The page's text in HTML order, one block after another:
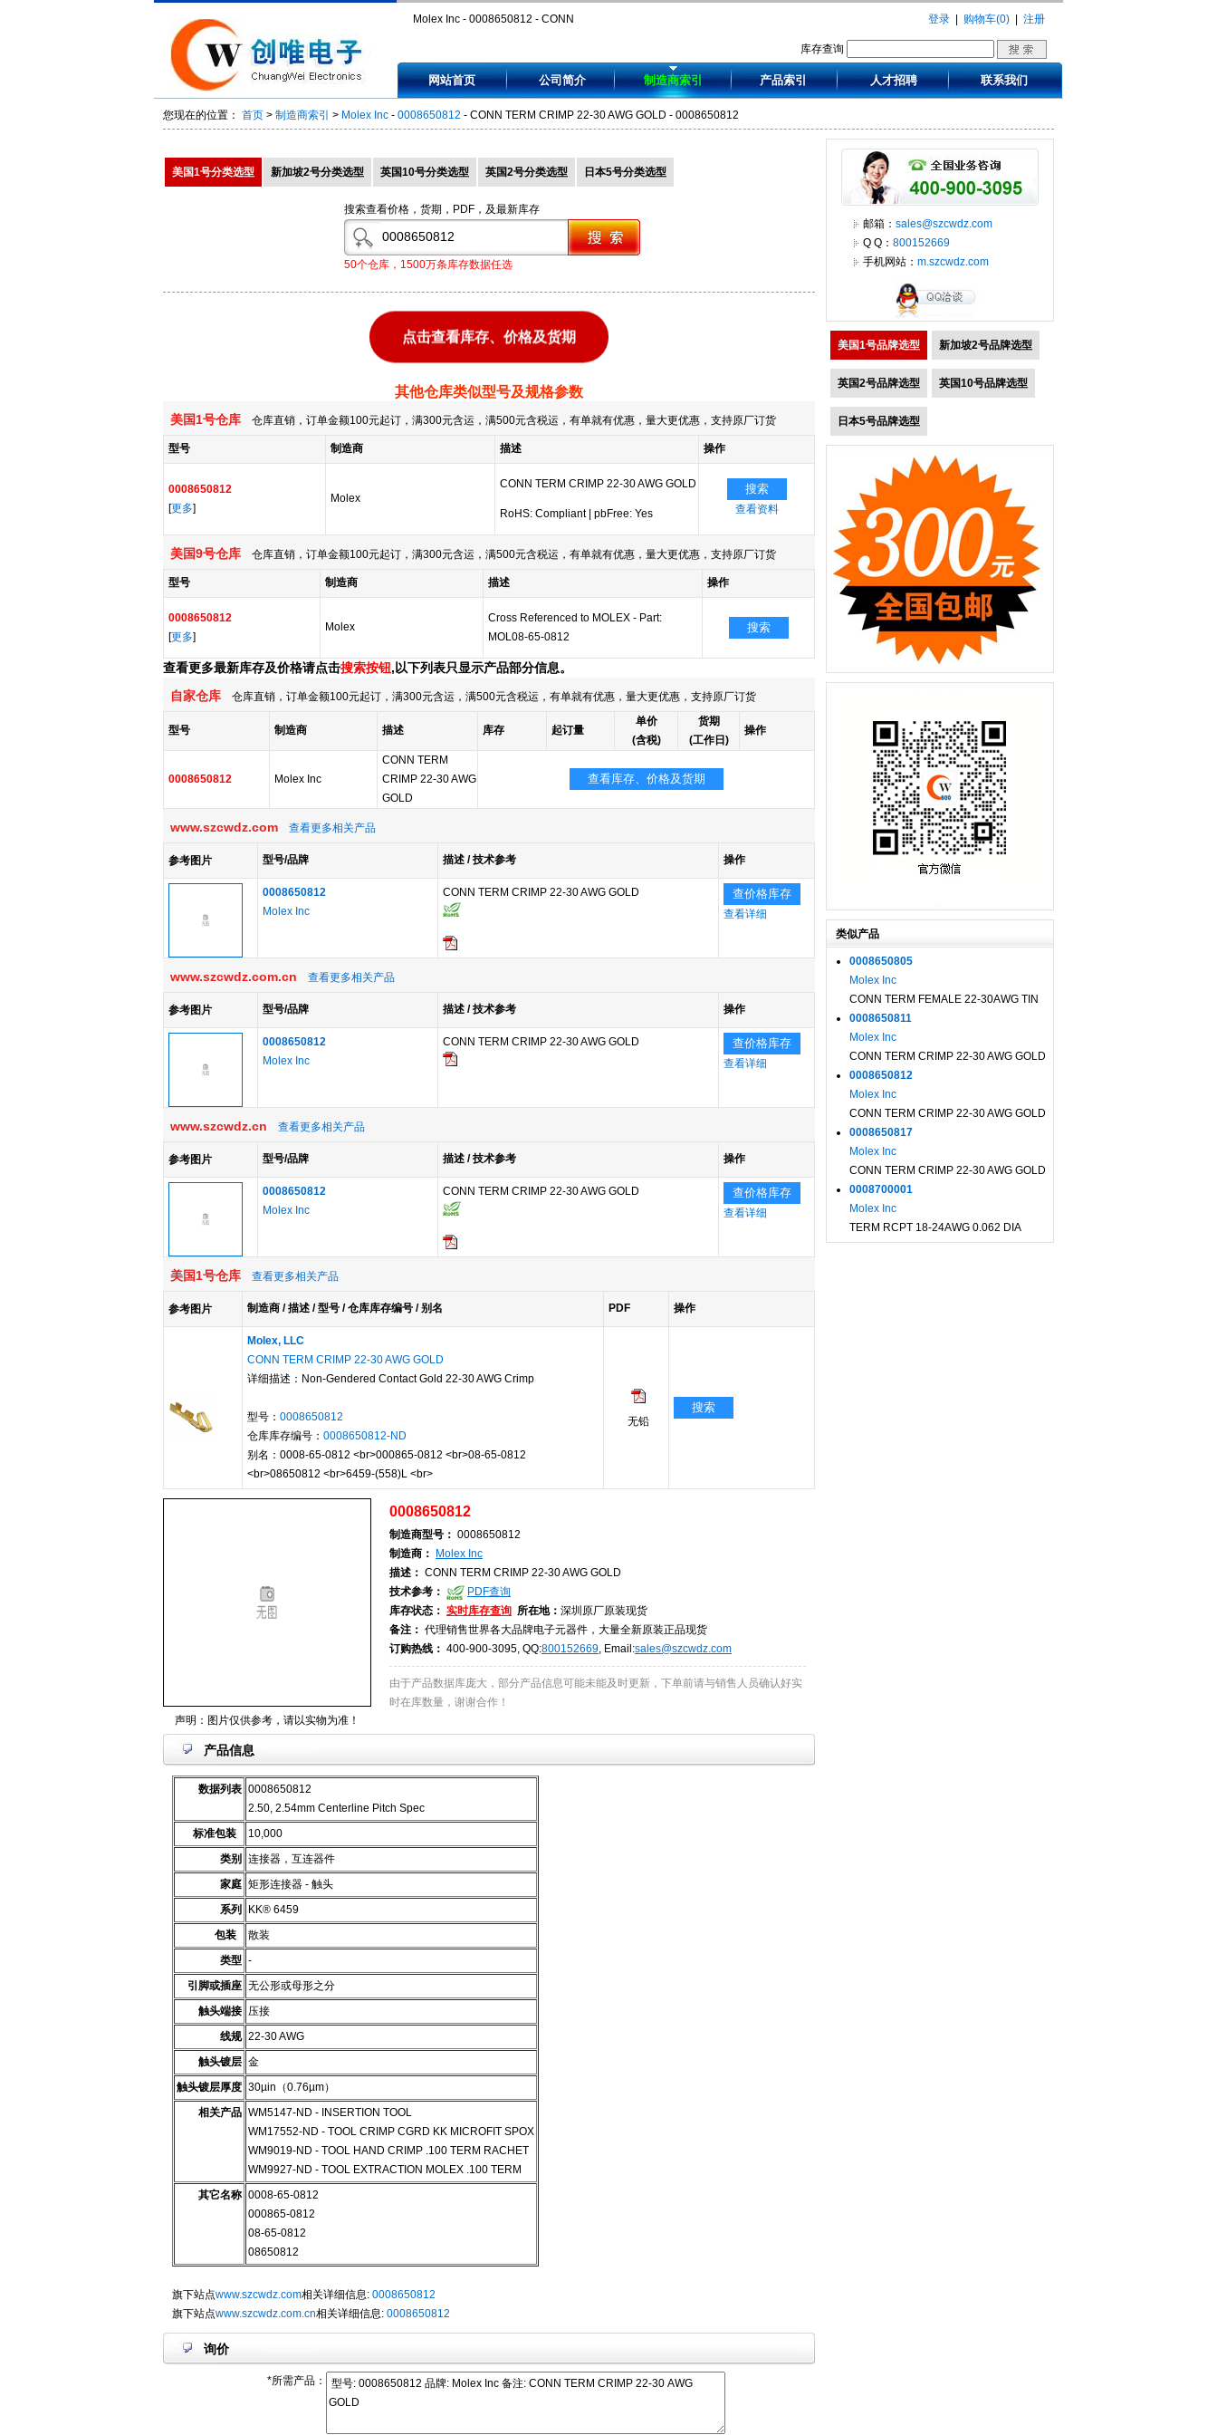
Molex Inc - 0008650812 - CONN
0008650812
登录 购物车(0) 注册
库存查询
网站首页 公司简介 制造商索引 产品索引 人才招聘 联系我们
您现在的位置： 首页 > 制造商索引 > Molex Inc - 0008650812 - CONN TERM CRIMP 22-30 AWG GOLD - 0008650812
美国1号分类选型 新加坡2号分类选型 英国10号分类选型 英国2号分类选型 日本5号分类选型
搜索查看价格，货期，PDF，及最新库存
50个仓库，1500万条库存数据任选
点击查看库存、价格及货期
其他仓库类似型号及规格参数
美国1号仓库 仓库直销，订单金额100元起订，满300元含运，满500元含税运，有单就有优惠，量大更优惠，支持原厂订货
型号 制造商 描述 操作
0008650812
[更多]
Molex
CONN TERM CRIMP 22-30 AWG GOLD
RoHS: Compliant pbFree: Yes
搜索
查看资料
美国9号仓库 仓库直销，订单金额100元起订，满300元含运，满500元含税运，有单就有优惠，量大更优惠，支持原厂订货
型号 制造商 描述 操作
0008650812
[更多]
Molex
Cross Referenced to MOLEX - Part:
MOL08-65-0812
搜索
查看更多最新库存及价格请点击搜索按钮,以下列表只显示产品部分信息。
自家仓库 仓库直销，订单金额100元起订，满300元含运，满500元含税运，有单就有优惠，量大更优惠，支持原厂订货
型号 制造商 描述 库存 起订量
单价
(含税)
货期
(工作日)
操作
0008650812 Molex Inc
CONN TERM
CRIMP 22-30 AWG
GOLD
查看库存、价格及货期
www.szcwdz.com 查看更多相关产品
参考图片 型号/品牌 描述 / 技术参考 操作
0008650812
Molex Inc
CONN TERM CRIMP 22-30 AWG GOLD 查价格库存
查看详细
www.szcwdz.com.cn 查看更多相关产品
参考图片 型号/品牌 描述 / 技术参考 操作
0008650812
Molex Inc
CONN TERM CRIMP 22-30 AWG GOLD 查价格库存
查看详细
www.szcwdz.cn 查看更多相关产品
参考图片 型号/品牌 描述 / 技术参考 操作
0008650812
Molex Inc
CONN TERM CRIMP 22-30 AWG GOLD 查价格库存
查看详细
美国1号仓库 查看更多相关产品
参考图片 制造商 / 描述 / 型号 / 仓库库存编号 / 别名 PDF 操作
Molex, LLC
CONN TERM CRIMP 22-30 AWG GOLD
详细描述：Non-Gendered Contact Gold 22-30 AWG Crimp
型号： 0008650812
仓库库存编号： 0008650812-ND
别名：0008-65-0812 <br>000865-0812 <br>08-65-0812
<br>08650812 <br>6459-(558)L <br>
无铅
搜索
声明：图片仅供参考，请以实物为准！
0008650812
制造商型号： 0008650812
制造商：
Molex Inc
描述： CONN TERM CRIMP 22-30 AWG GOLD
技术参考：
PDF查询
库存状态： 实时库存查询 所在地： 深圳原厂原装现货
备注： 代理销售世界各大品牌电子元器件，大量全新原装正品现货
订购热线： 400-900-3095, QQ:800152669, Email:sales@szcwdz.com
由于产品数据库庞大，部分产品信息可能未能及时更新，下单前请与销售人员确认好实
时在库数量，谢谢合作！
产品信息
数据列表 0008650812
2.50, 2.54mm Centerline Pitch Spec
标准包装
10,000
类别
连接器，互连器件
家庭 矩形连接器 - 触头
系列
KK® 6459
包装
散装
类型 -
引脚或插座 无公形或母形之分
触头端接 压接
线规 22-30 AWG
触头镀层 金
触头镀层厚度 30µin（0.76µm）
相关产品 WM5147-ND - INSERTION TOOL
WM17552-ND - TOOL CRIMP CGRD KK MICROFIT SPOX
WM9019-ND - TOOL HAND CRIMP .100 TERM RACHET
WM9927-ND - TOOL EXTRACTION MOLEX .100 TERM
其它名称 0008-65-0812
000865-0812
08-65-0812
08650812
旗下站点www.szcwdz.com相关详细信息: 0008650812
旗下站点www.szcwdz.com.cn相关详细信息: 0008650812
询价
*所需产品：
邮箱： sales@szcwdz.com
Q Q： 800152669
手机网站： m.szcwdz.com
美国1号品牌选型 新加坡2号品牌选型
英国2号品牌选型 英国10号品牌选型
日本5号品牌选型
类似产品
0008650805
Molex Inc
CONN TERM FEMALE 22-30AWG TIN
0008650811
Molex Inc
CONN TERM CRIMP 22-30 AWG GOLD
0008650812
Molex Inc
CONN TERM CRIMP 22-30 AWG GOLD
0008650817
Molex Inc
CONN TERM CRIMP 22-30 AWG GOLD
0008700001
Molex Inc
TERM RCPT 18-24AWG 0.062 DIA